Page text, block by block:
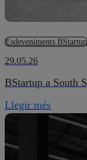
Esdeveniments BStartup
29.05.26
BStartup a South
Llegir més